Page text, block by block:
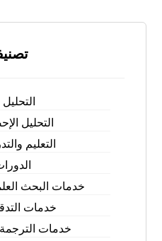
التحليل
التعليم
خدمات البحث
خدمات
خدمات